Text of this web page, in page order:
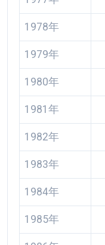
1978年
1979年
1980年
1981年
1982年
1983年
1984年
1985年